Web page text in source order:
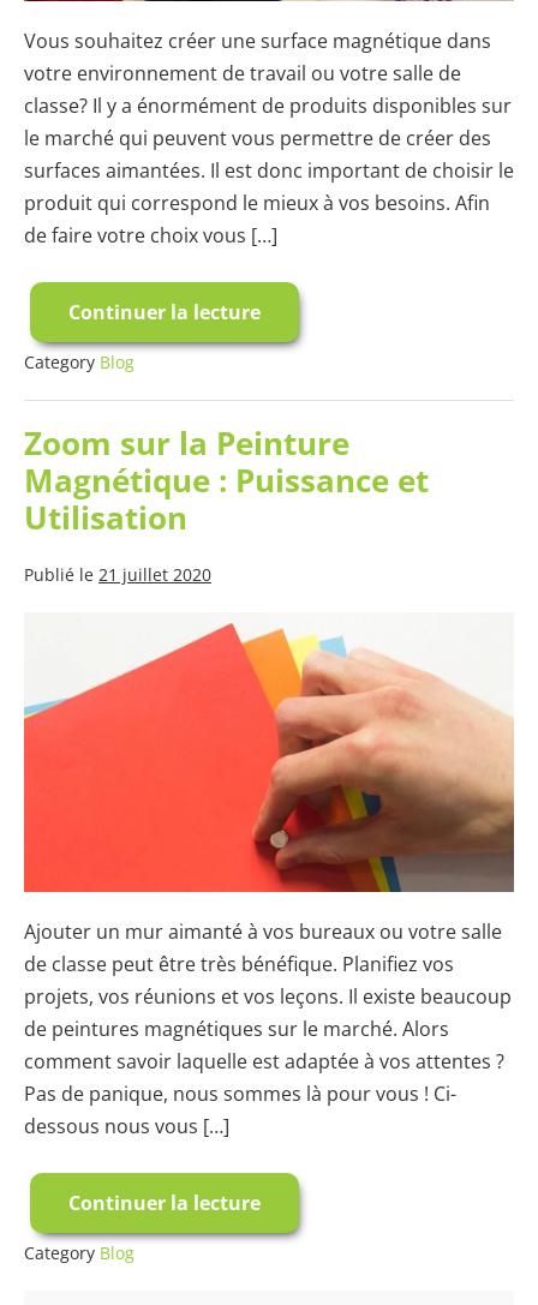
Vous souhaitez créer une surface magnétique dans
votre environnement de travail ou votre salle de
classe? Il y a énormément de produits disponibles sur
le marché qui peuvent vous permettre de créer des
surfaces aimantées. Il est donc important de choisir le
produit qui correspond le mieux à vos besoins. Afin
de faire votre choix vous […]
Continuer la lecture
Les
Éléments
Avant
Une
Peinture
Magnétique
Category Blog
Zoom sur la Peinture
Magnétique : Puissance et
Utilisation
Publié le 21 juillet 2020
Peinture
Utilisation
Ajouter un mur aimanté à vos bureaux ou votre salle
de classe peut être très bénéfique. Planifiez vos
projets, vos réunions et vos leçons. Il existe beaucoup
de peintures magnétiques sur le marché. Alors
comment savoir laquelle est adaptée à vos attentes ?
Pas de panique, nous sommes là pour vous ! Ci-
dessous nous vous […]
Continuer la lecture
Zoom
sur
Category Blog